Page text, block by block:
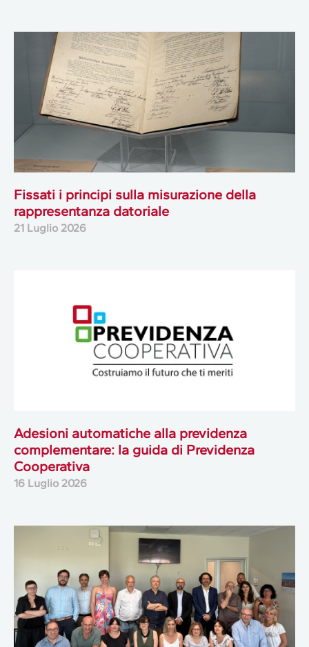
Fissati i principi sulla misurazione della
rappresentanza datoriale
21 Luglio 2026
Adesioni automatiche alla previdenza
complementare: la guida di Previdenza
Cooperativa
16 Luglio 2026